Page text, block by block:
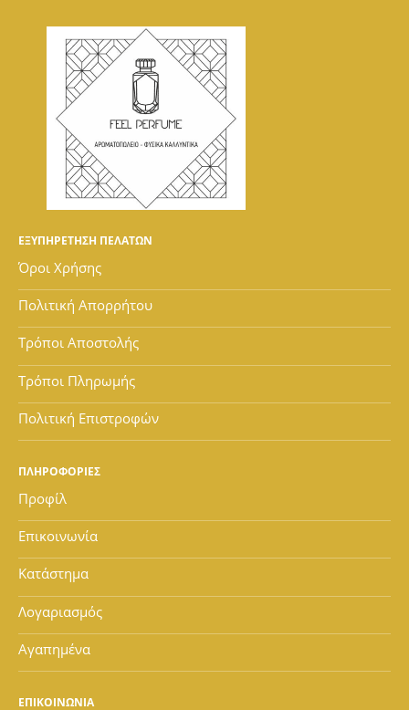
ΕΞΥΠΗΡΕΤΗΣΗ ΠΕΛΑΤΩΝ
Όροι Χρήσης
Πολιτική Απορρήτου
Τρόποι Αποστολής
Τρόποι Πληρωμής
Πολιτική Επιστροφών
ΠΛΗΡΟΦΟΡΙΕΣ
Προφίλ
Επικοινωνία
Κατάστημα
Λογαριασμός
Αγαπημένα
ΕΠΙΚΟΙΝΩΝΙΑ